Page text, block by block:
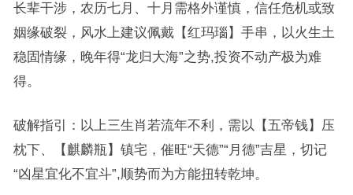
长辈干涉，农历七月、十月需格外谨慎，信任危机或致
姻缘破裂，风水上建议佩戴【红玛瑙】手串，以火生土
稳固情缘，晚年得“龙归大海”之势,投资不动产极为难
得。
破解指引：以上三生肖若流年不利，需以【五帝钱】压
枕下、【麒麟瓶】镇宅，催旺“天德”“月德”吉星，切记
“凶星宜化不宜斗”,顺势而为方能扭转乾坤。